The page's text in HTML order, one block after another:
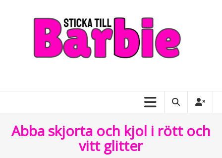
–
allt
Abba skjorta och kjol i rött och
vitt glitter